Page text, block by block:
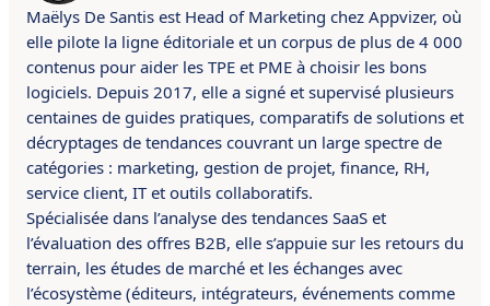
Maëlys De Santis est Head of Marketing chez Appvizer, où
elle pilote la ligne éditoriale et un corpus de plus de 4 000
contenus pour aider les TPE et PME à choisir les bons
logiciels. Depuis 2017, elle a signé et supervisé plusieurs
centaines de guides pratiques, comparatifs de solutions et
décryptages de tendances couvrant un large spectre de
catégories : marketing, gestion de projet, finance, RH,
service client, IT et outils collaboratifs.
Spécialisée dans l’analyse des tendances SaaS et
l’évaluation des offres B2B, elle s’appuie sur les retours du
terrain, les études de marché et les échanges avec
l’écosystème (éditeurs, intégrateurs, événements comme